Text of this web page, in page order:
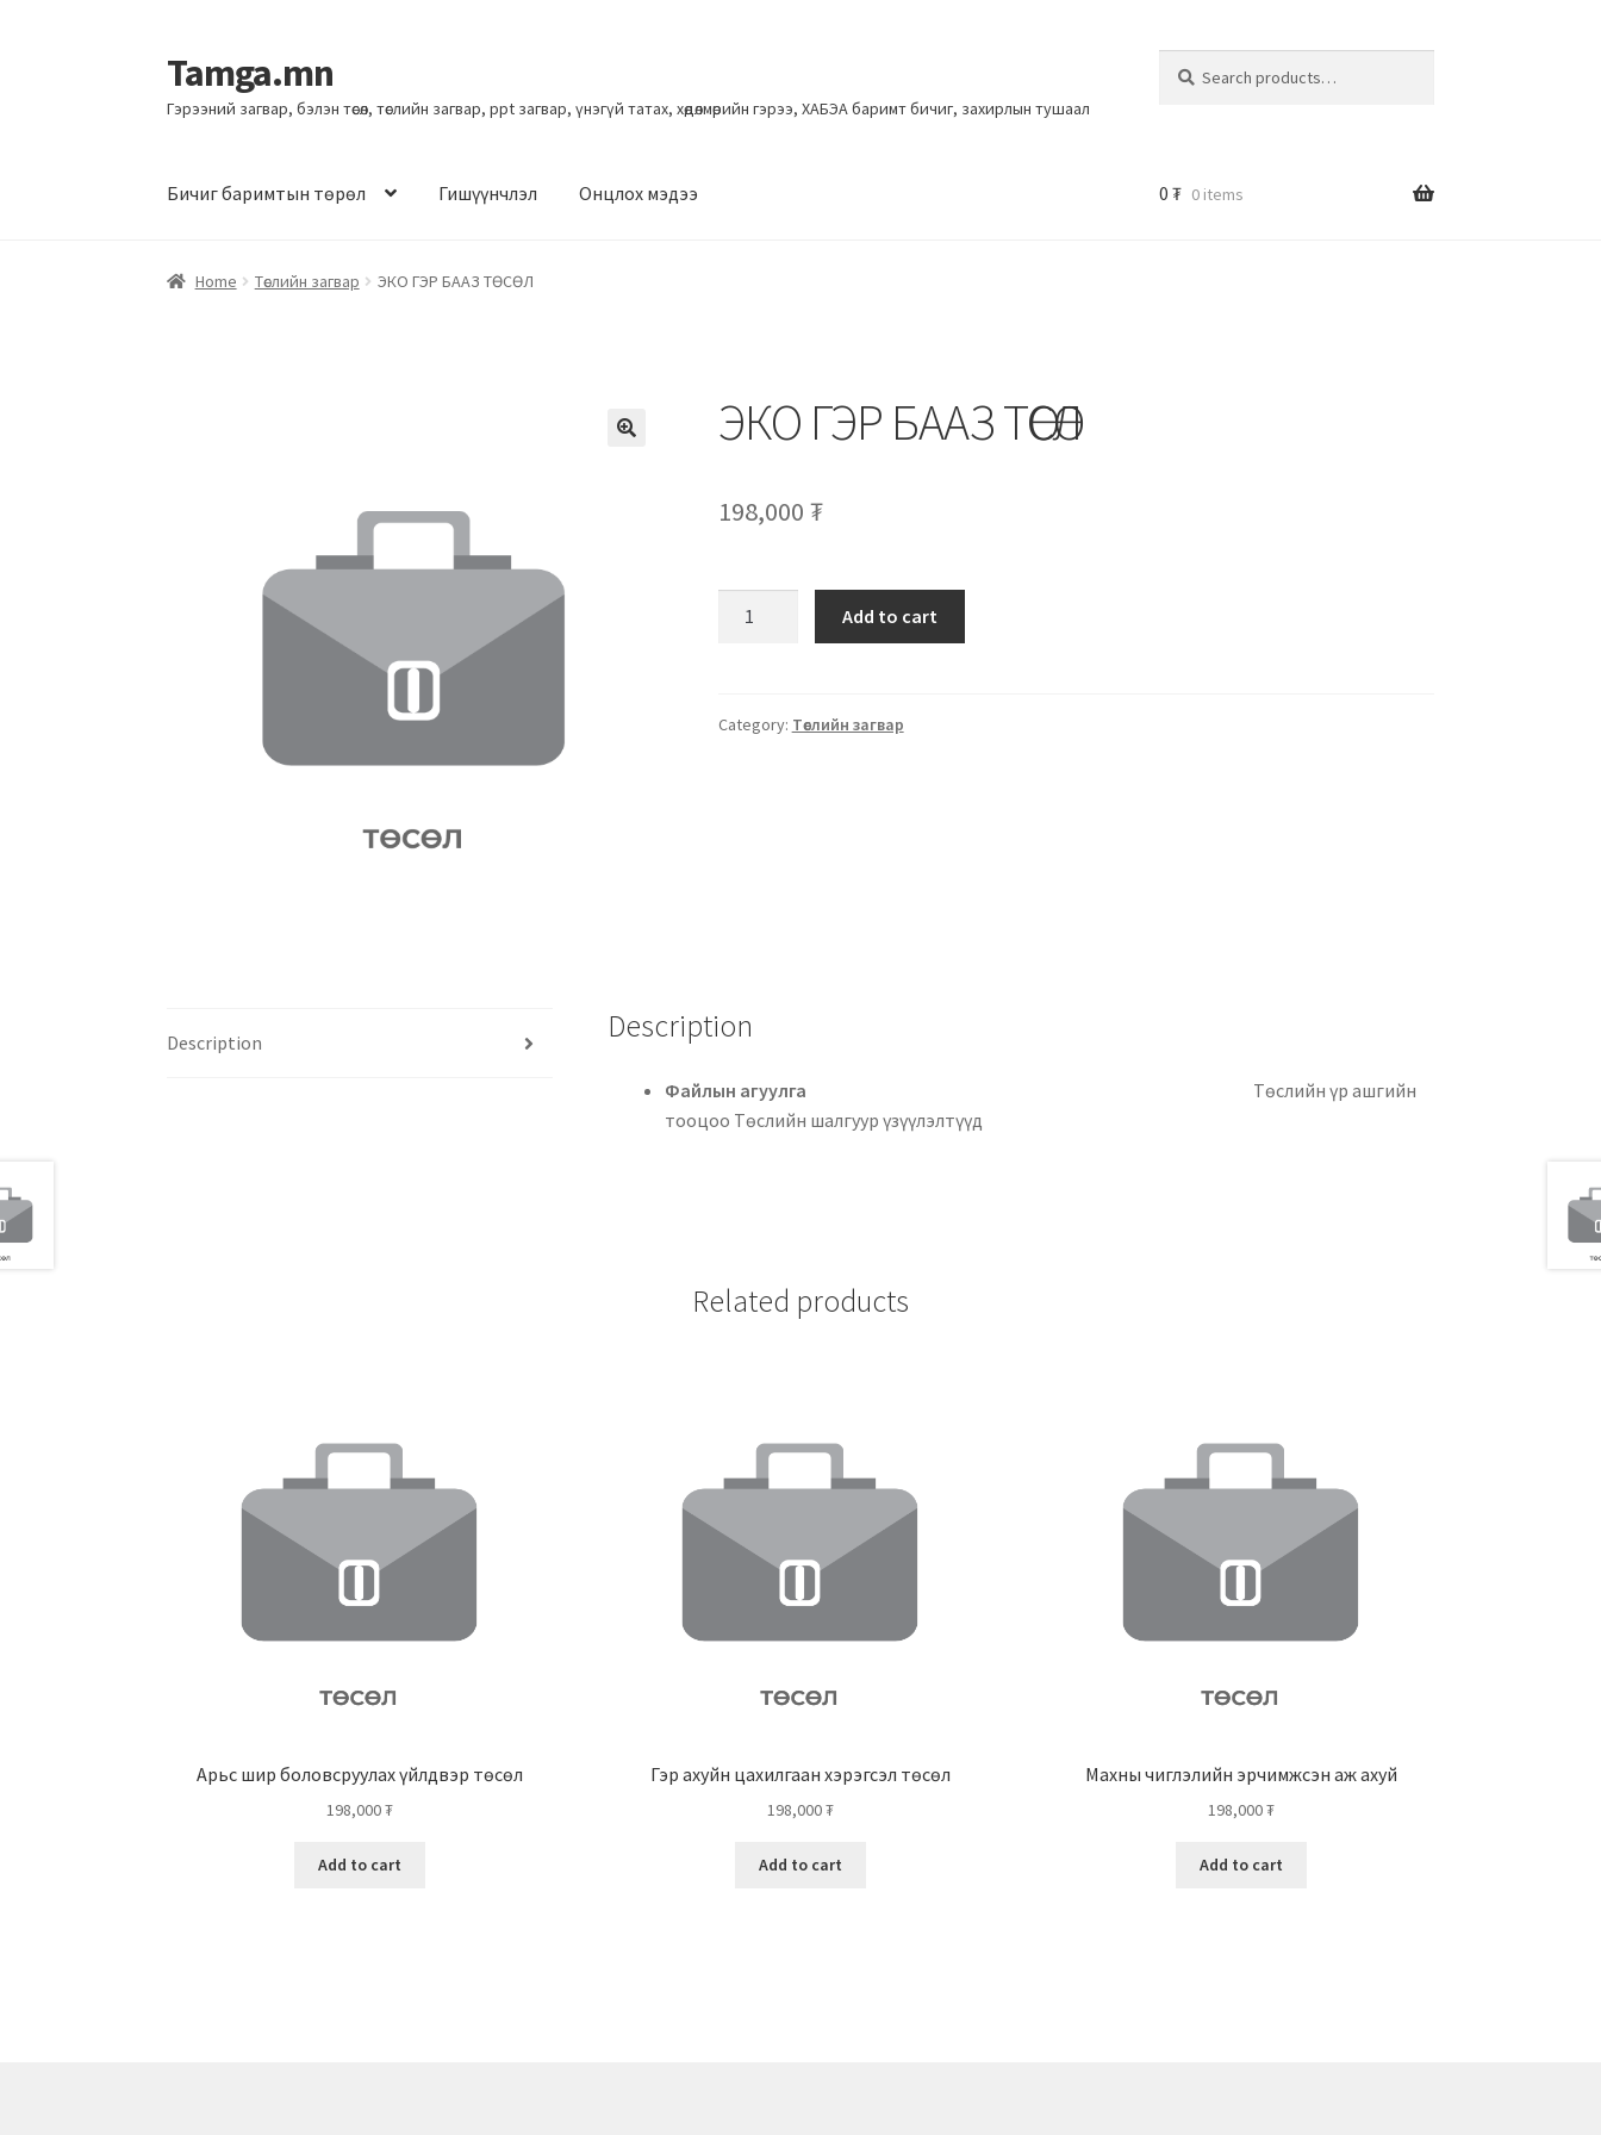
Tamga.mn
Гэрээний загвар, бэлэн төсөл, төслийн загвар, ppt загвар, үнэгүй татах, хөдөлмөрийн гэрээ, ХАБЭА баримт бичиг, захирлын тушаал
Бичиг баримтын төрөл Гишүүнчлэл Онцлох мэдээ 0 ₮ 0 items
Home Төслийн загвар ЭКО ГЭР БААЗ ТӨСӨЛ
ЭКО ГЭР БААЗ ТӨСӨЛ
198,000 ₮
Add to cart
Category: Төслийн загвар
Description Description
Файлын агуулга Төслийн үр ашгийн
тооцоо Төслийн шалгуур үзүүлэлтүүд
Related products
Арьс шир боловсруулах үйлдвэр төсөл
198,000₮
Add to cart
Гэр ахуйн цахилгаан хэрэгсэл төсөл
198,000₮
Add to cart
Махны чиглэлийн эрчимжсэн аж ахуй
198,000₮
Add to cart